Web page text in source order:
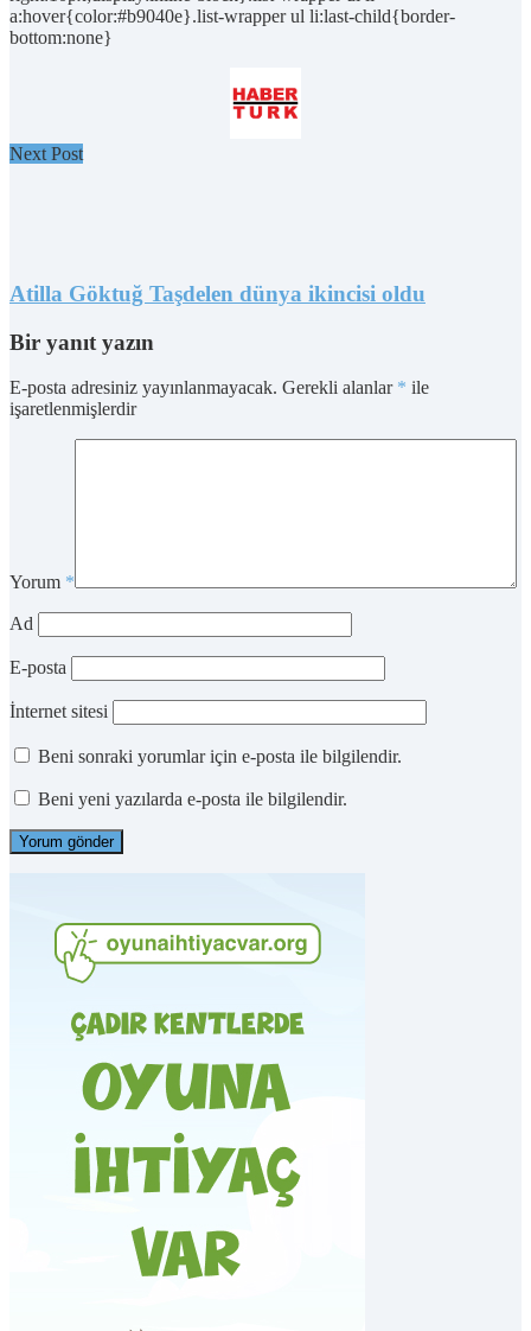
a:hover{color:#b9040e}.list-wrapper ul li:last-child{border-
bottom:none}
Next Post
Atilla Göktuğ Taşdelen dünya ikincisi oldu
Bir yanıt yazın
E-posta adresiniz yayınlanmayacak. Gerekli alanlar * ile
işaretlenmişlerdir
Yorum *
Ad
E-posta
İnternet sitesi
Beni sonraki yorumlar için e-posta ile bilgilendir.
Beni yeni yazılarda e-posta ile bilgilendir.